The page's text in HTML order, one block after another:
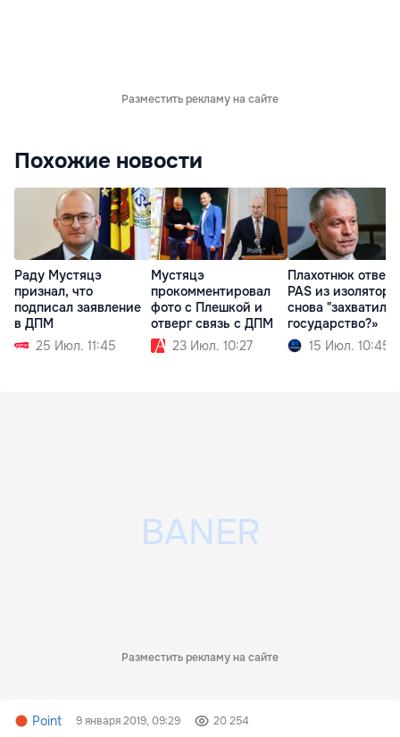
Разместить рекламу на сайте
Похожие новости
Раду Мустяцэ
признал, что
подписал заявление
в ДПМ
25 Июл. 11:45
Мустяцэ
прокомментировал
фото с Плешкой и
отверг связь с ДПМ
23 Июл. 10:27
Плахотнюк
PAS из
снова "захватил"
государство?»
15 Июл. 10:45
Разместить рекламу на сайте
Point 9 января 2019, 09:29 20 254